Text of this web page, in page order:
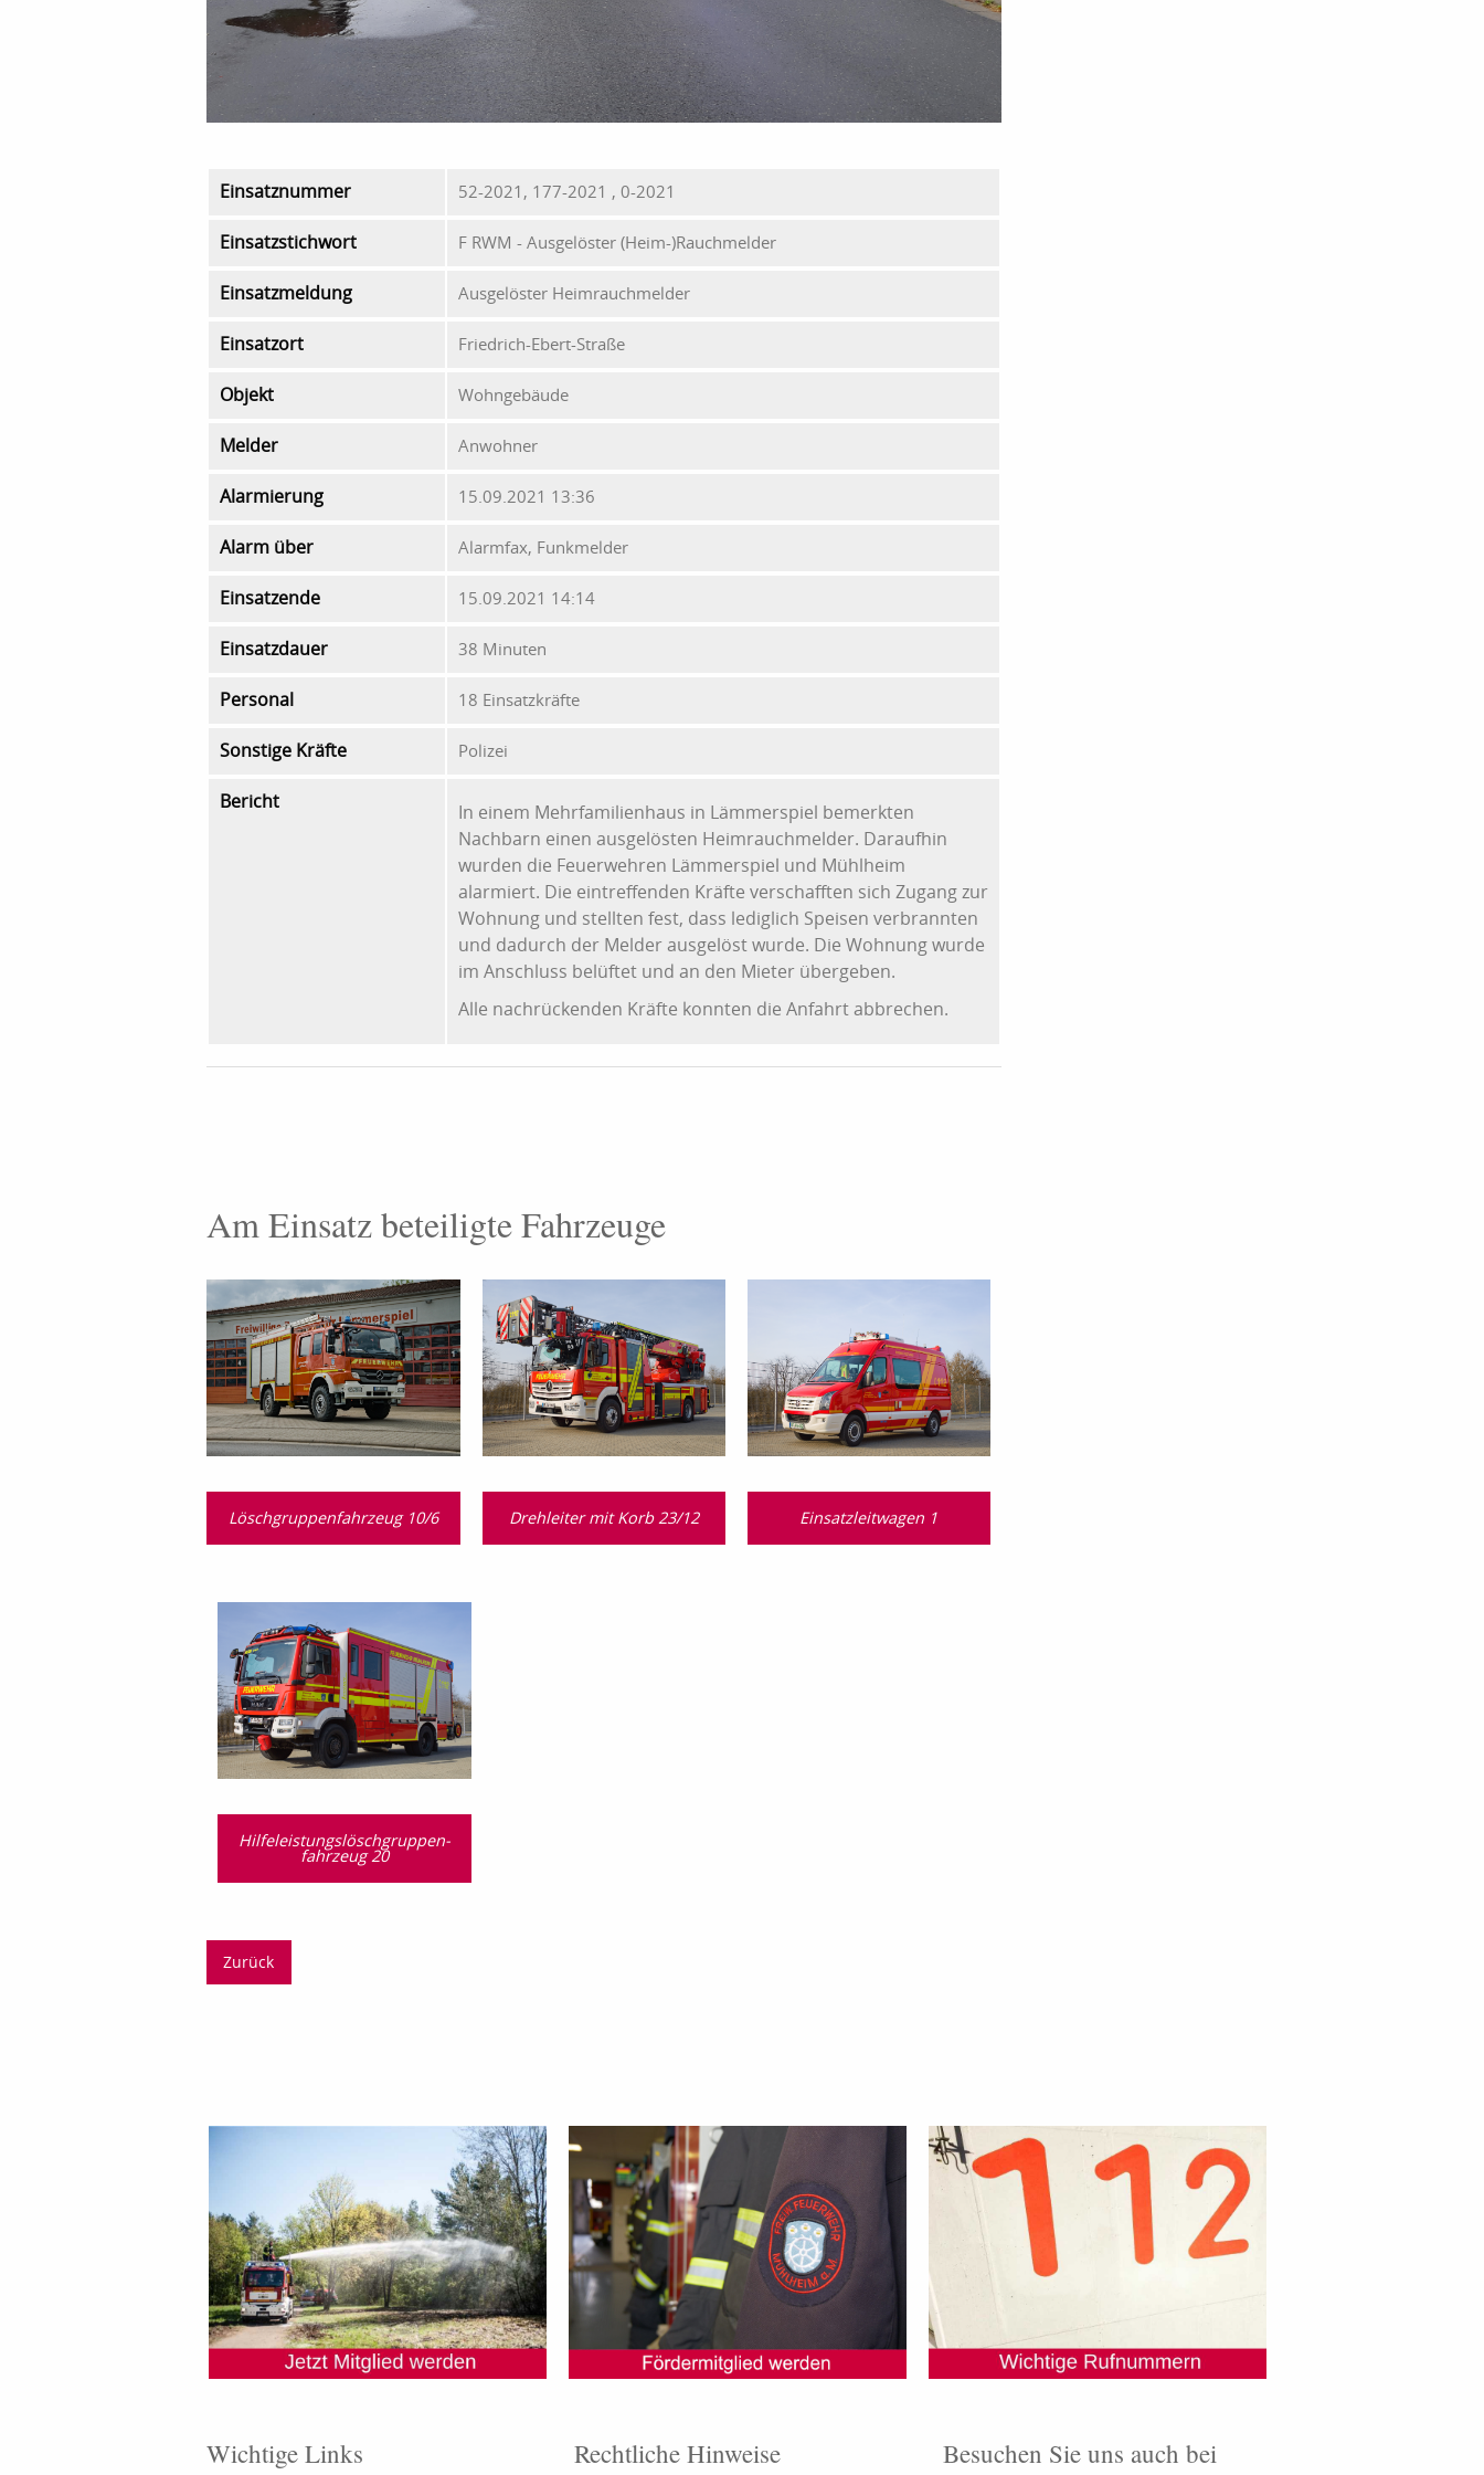
Einsatznummer 52-2021, 177-2021 , 0-2021
Einsatzstichwort F RWM - Ausgelöster (Heim-)Rauchmelder
Einsatzmeldung Ausgelöster Heimrauchmelder
Einsatzort Friedrich-Ebert-Straße
Objekt Wohngebäude
Melder Anwohner
Alarmierung 15.09.2021 13:36
Alarm über Alarmfax, Funkmelder
Einsatzende 15.09.2021 14:14
Einsatzdauer 38 Minuten
Personal 18 Einsatzkräfte
Sonstige Kräfte Polizei
Bericht
In einem Mehrfamilienhaus in Lämmerspiel bemerkten
Nachbarn einen ausgelösten Heimrauchmelder. Daraufhin
wurden die Feuerwehren Lämmerspiel und Mühlheim
alarmiert. Die eintreffenden Kräfte verschafften sich Zugang zur
Wohnung und stellten fest, dass lediglich Speisen verbrannten
und dadurch der Melder ausgelöst wurde. Die Wohnung wurde
im Anschluss belüftet und an den Mieter übergeben.
Alle nachrückenden Kräfte konnten die Anfahrt abbrechen.
Am Einsatz beteiligte Fahrzeuge
Löschgruppenfahrzeug 10/6 Drehleiter mit Korb 23/12 Einsatzleitwagen 1
Hilfeleistungslösch­gruppen­
fahrzeug 20
Zurück
Wichtige Links Rechtliche Hinweise Besuchen Sie uns auch bei